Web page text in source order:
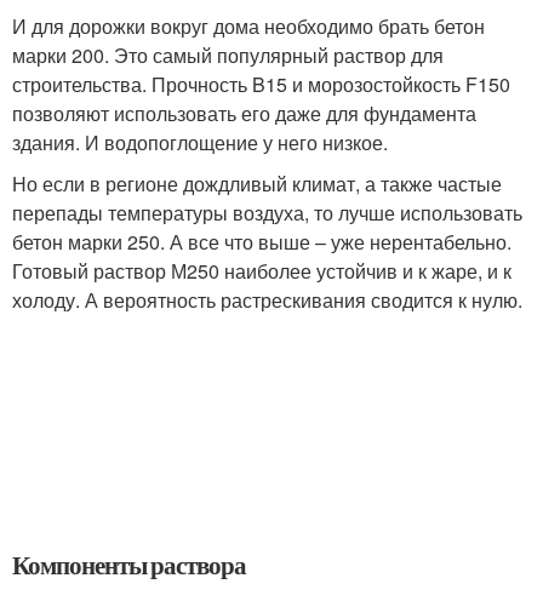
И для дорожки вокруг дома необходимо брать бетон
марки 200. Это самый популярный раствор для
строительства. Прочность B15 и морозостойкость F150
позволяют использовать его даже для фундамента
здания. И водопоглощение у него низкое.
Но если в регионе дождливый климат, а также частые
перепады температуры воздуха, то лучше использовать
бетон марки 250. А все что выше – уже нерентабельно.
Готовый раствор М250 наиболее устойчив и к жаре, и к
холоду. А вероятность растрескивания сводится к нулю.
Компоненты раствора